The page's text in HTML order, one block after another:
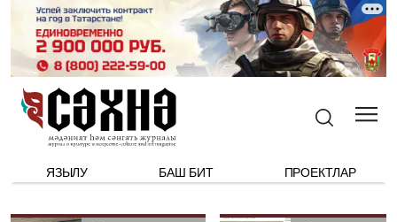
ЯЗЫЛУ БАШ БИТ ПРОЕКТЛАР